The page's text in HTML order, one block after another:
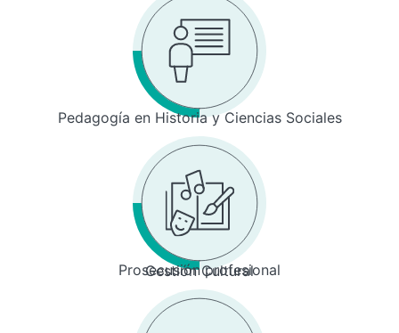
Pedagogía en Historia y Ciencias Sociales
Prosecusión profesional
Gestión Cultural